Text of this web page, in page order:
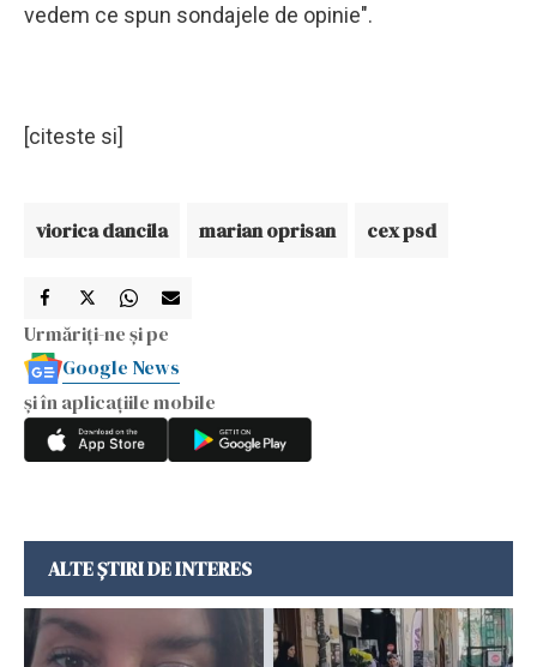
vedem ce spun sondajele de opinie".
[citeste si]
viorica dancila marian oprisan cex psd
Urmăriți-ne și pe
Google News
și în aplicațiile mobile
ALTE ȘTIRI DE INTERES